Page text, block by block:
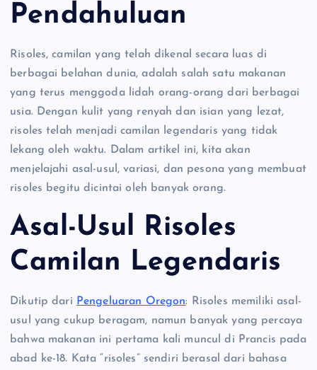
Pendahuluan
Risoles, camilan yang telah dikenal secara luas di
berbagai belahan dunia, adalah salah satu makanan
yang terus menggoda lidah orang-orang dari berbagai
usia. Dengan kulit yang renyah dan isian yang lezat,
risoles telah menjadi camilan legendaris yang tidak
lekang oleh waktu. Dalam artikel ini, kita akan
menjelajahi asal-usul, variasi, dan pesona yang membuat
risoles begitu dicintai oleh banyak orang.
Asal-Usul Risoles
Camilan Legendaris
Dikutip dari Pengeluaran Oregon: Risoles memiliki asal-
usul yang cukup beragam, namun banyak yang percaya
bahwa makanan ini pertama kali muncul di Prancis pada
abad ke-18. Kata “risoles” sendiri berasal dari bahasa